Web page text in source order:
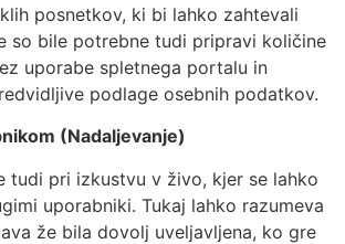
posnetkov, ki bi lahko zahtevali
so bile potrebne tudi pripravi količine
uporabe spletnega portalu in
podlage osebnih podatkov.
(Nadaljevanje)
tudi pri izkustvu v živo, kjer se lahko
uporabniki. Tukaj lahko razumeva
že bila dovolj uveljavljena, ko gre